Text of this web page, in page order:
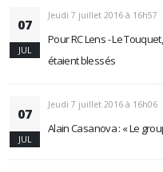
07
JUL
Jeudi 7 juillet 2016 à 16h57
Pour RC Lens - Le
étaient blessés
07
JUL
Jeudi 7 juillet 2016 à 16h06
Alain Casanova : « Le